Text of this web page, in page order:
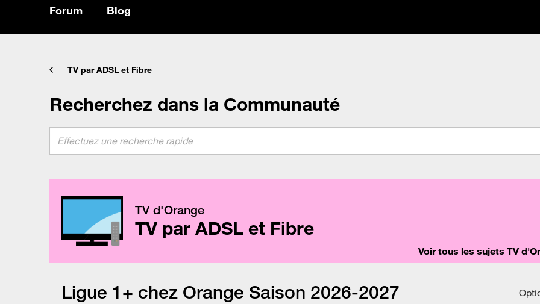
Forum Blog
TV par ADSL et Fibre
Recherchez dans la Communauté
TV d'Orange
TV par ADSL et Fibre
Voir tous les sujets TV
Ligue 1+ chez Orange Saison 2026-2027